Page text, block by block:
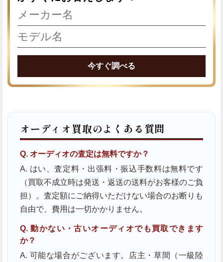
今すぐ調べる
オーディオ買取のよくある質問
Q. オーディオの査定は無料ですか？
A. はい、査定料・出張料・振込手数料は無料です
（買取不成立時は発送・返送の送料がお客様のご負
担）。査定額にご納得いただけない場合のお断りも
自由で、費用は一切かかりません。
Q. 動かない・古いオーディオでも買取できます
か？
A. 可能な場合がございます。店主・草間（一級陸